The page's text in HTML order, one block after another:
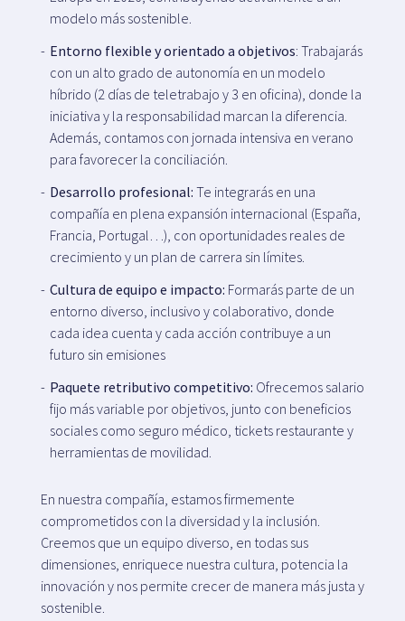
modelo más sostenible.
Entorno flexible y orientado a objetivos: Trabajarás
con un alto grado de autonomía en un modelo
híbrido (2 días de teletrabajo y 3 en oficina), donde la
iniciativa y la responsabilidad marcan la diferencia.
Además, contamos con jornada intensiva en verano
para favorecer la conciliación.
Desarrollo profesional: Te integrarás en una
compañía en plena expansión internacional (España,
Francia, Portugal…), con oportunidades reales de
crecimiento y un plan de carrera sin límites.
Cultura de equipo e impacto: Formarás parte de un
entorno diverso, inclusivo y colaborativo, donde
cada idea cuenta y cada acción contribuye a un
futuro sin emisiones
Paquete retributivo competitivo: Ofrecemos salario
fijo más variable por objetivos, junto con beneficios
sociales como seguro médico, tickets restaurante y
herramientas de movilidad.
En nuestra compañía, estamos firmemente
comprometidos con la diversidad y la inclusión.
Creemos que un equipo diverso, en todas sus
dimensiones, enriquece nuestra cultura, potencia la
innovación y nos permite crecer de manera más justa y
sostenible.